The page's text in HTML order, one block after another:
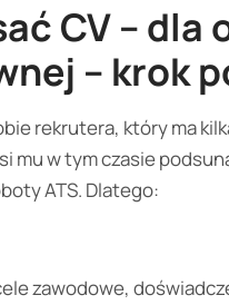
CV – dla
– krok
rekrutera, który ma
mu w tym czasie
ATS. Dlatego:
zawodowe,